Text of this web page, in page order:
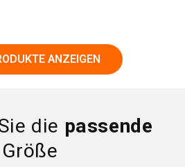
ANZEIGEN
die passende
Größe